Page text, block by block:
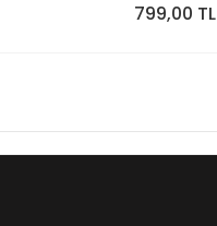
799,00 TL